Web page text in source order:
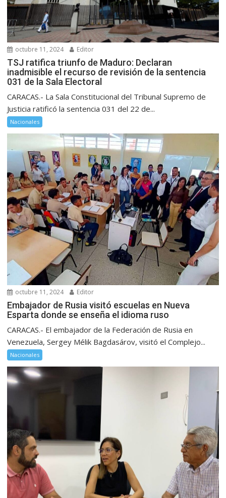
octubre 11, 2024 Editor
TSJ ratifica triunfo de Maduro: Declaran
inadmisible el recurso de revisión de la sentencia
031 de la Sala Electoral
CARACAS.- La Sala Constitucional del Tribunal Supremo de
Justicia ratificó la sentencia 031 del 22 de...
Nacionales
octubre 11, 2024 Editor
Embajador de Rusia visitó escuelas en Nueva
Esparta donde se enseña el idioma ruso
CARACAS.- El embajador de la Federación de Rusia en
Venezuela, Sergey Mélik Bagdasárov, visitó el Complejo...
Nacionales